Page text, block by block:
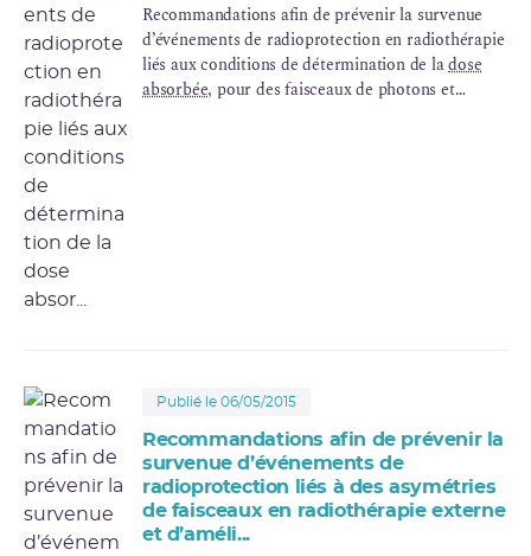
Recommandations afin de prévenir la survenue
d’événements de radioprotection en radiothérapie
liés aux conditions de détermination de ladose
absorbée, pour des faisceaux de photons et
Publié le 06/05/2015
Recommandations afin de prévenir la
survenue d’événements de
radioprotection liés à des asymétries
de faisceaux en radiothérapie externe
et d’améli...